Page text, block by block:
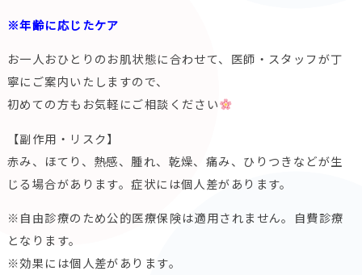
※年齢に応じたケア
お一人おひとりのお肌状態に合わせて、医師・スタッフが丁
寧にご案内いたしますので、
初めての方もお気軽にご相談ください
【副作用・リスク】
赤み、ほてり、熱感、腫れ、乾燥、痛み、ひりつきなどが生
じる場合があります。症状には個人差があります。
※自由診療のため公的医療保険は適用されません。自費診療
となります。
※効果には個人差があります。